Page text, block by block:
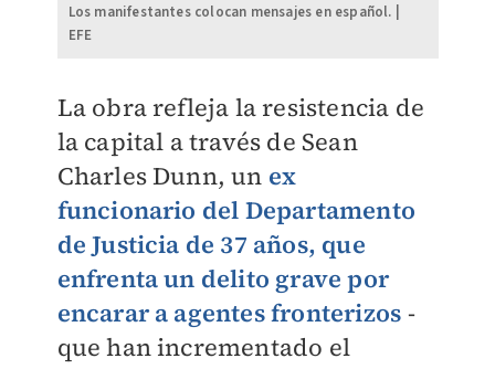
Los manifestantes colocan mensajes en español. |
EFE
La obra refleja la resistencia de
la capital a través de Sean
Charles Dunn, un ex
funcionario del Departamento
de Justicia de 37 años, que
enfrenta un delito grave por
encarar a agentes fronterizos -
que han incrementado el